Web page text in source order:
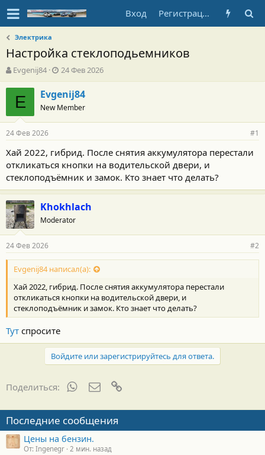
Вход Регистрация
Электрика
Настройка стеклоподьемников
А
в
т
т
е
м
ы
Evgenij84
Д
а
т
а
н
а
а
л
а
24 Фев 2026
E Evgenij84
New Member
24 Фев 2026 #1
Хай 2022, гибрид. После снятия аккумулятора перестали
откликаться кнопки на водительской двери, и
стеклоподъёмник и замок. Кто знает что делать?
Khokhlach
Moderator
24 Фев 2026 #2
Evgenij84 написал(а):
Хай 2022, гибрид. После снятия аккумулятора перестали
откликаться кнопки на водительской двери, и
стеклоподъёмник и замок. Кто знает что делать?
Тут спросите
Войдите или зарегистрируйтесь для ответа.
Поделиться: WhatsAppЭлектронная почта
Последние сообщения
Цены на бензин.
От: Ingenegr 2 мин. назад